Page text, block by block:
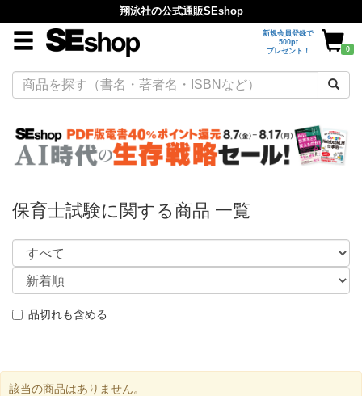
翔泳社の公式通販SEshop
新規会員登録で
500pt
プレゼント！
0
保育士試験に関する商品 一覧
品切れも含める
該当の商品はありません。